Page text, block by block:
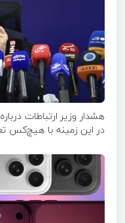
هشدار وزیر ارتباطات
در این زمینه با هیچ‌کس